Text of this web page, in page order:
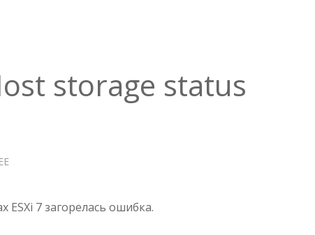
storage status
—
ESXi 7 загорелась ошибка.